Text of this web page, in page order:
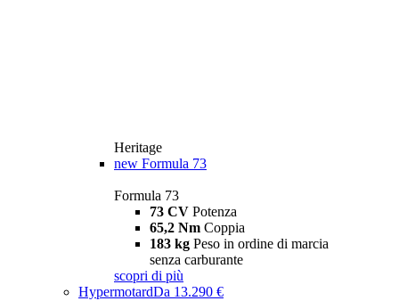
Heritage
new Formula 73
Formula 73
73 CV Potenza
65,2 Nm Coppia
183 kg Peso in ordine di marcia
senza carburante
scopri di più
HypermotardDa 13.290 €